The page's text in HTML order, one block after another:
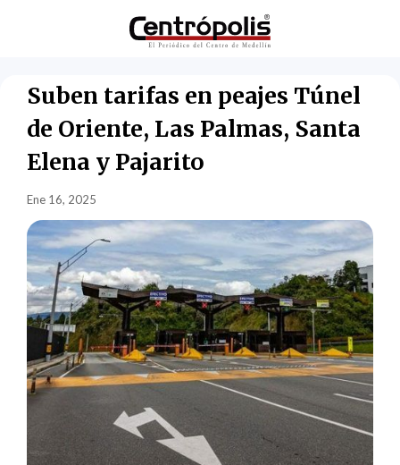
Suben tarifas en peajes Túnel
de Oriente, Las Palmas, Santa
Elena y Pajarito
Ene 16, 2025